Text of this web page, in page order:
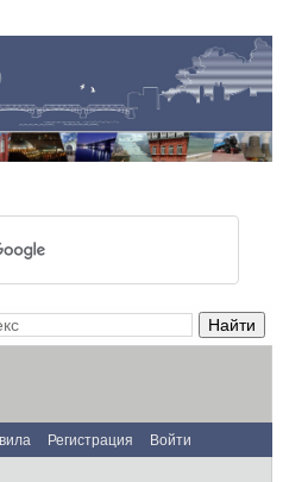
Регистрация Войти